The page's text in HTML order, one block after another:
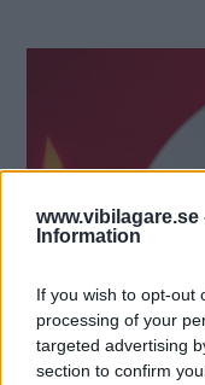
www.vibilagare.se
Information
If you wish to opt-out
processing of your
targeted advertising
section to confirm